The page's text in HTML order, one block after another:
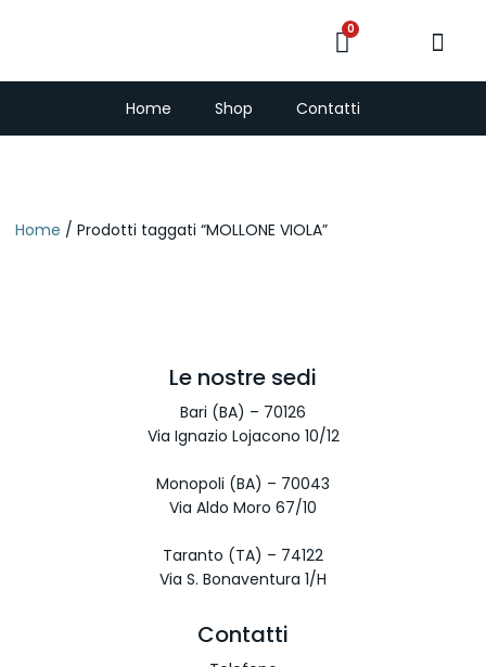
0
Home Shop Contatti
Home / Prodotti taggati “MOLLONE VIOLA”
Le nostre sedi
Bari (BA) – 70126
Via Ignazio Lojacono 10/12
Monopoli (BA) – 70043
Via Aldo Moro 67/10
Taranto (TA) – 74122
Via S. Bonaventura 1/H
Contatti